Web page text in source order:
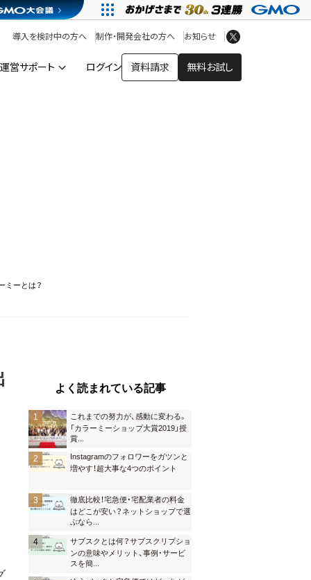
運営サポート ログイン 資料請求 無料お試し
導入を検討中の方へ 制作・開発会社の方へ お知らせ
ヘルプセンター
ミーとは？
よく読まれている記事
これまでの努力が、感動に変わる。
「カラーミーショップ大賞2019」授
賞
Instagramのフォロワーをガツンと
増やす！超大事な4つのポイント
徹底比較！宅急便・宅配業者の料金
はどこが安い？ネットショップで選
ぶなら
サブスクとは何？サブスクリプショ
ンの意味やメリット、事例・サービ
スを簡